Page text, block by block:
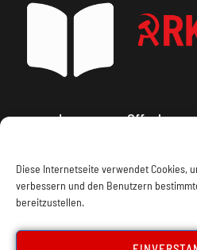
Diese Internetseite verwendet Cookies,
verbessern und den Benutzern
bereitzustellen.
Impressum, Offenlegung
Datenschutz